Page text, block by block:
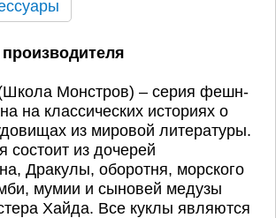
Монстров) – серия фешн-
на классических историях о
из мировой литературы.
состоит из дочерей
Дракулы, оборотня, морского
мумии и сыновей медузы
Хайда. Все куклы являются